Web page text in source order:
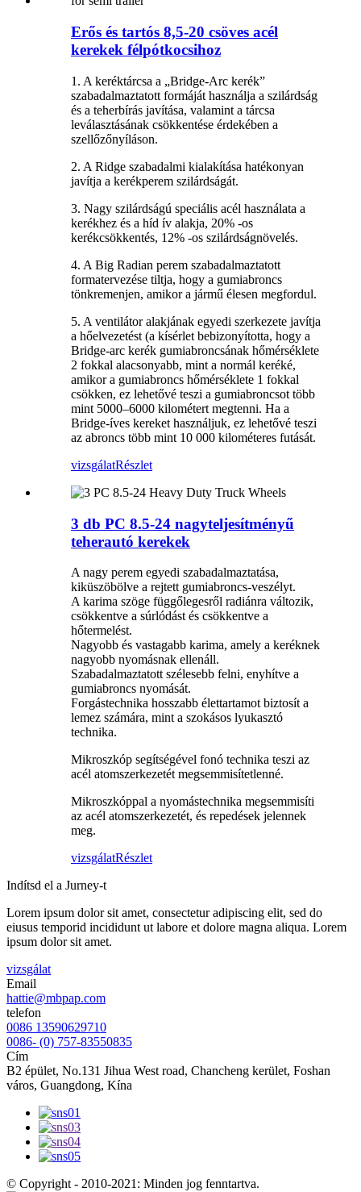
Erős és tartós 8,5-20 csöves acél
kerekek félpótkocsihoz
1. A keréktárcsa a „Bridge-Arc kerék”
szabadalmaztatott formáját használja a szilárdság
és a teherbírás javítása, valamint a tárcsa
leválasztásának csökkentése érdekében a
szellőzőnyíláson.
2. A Ridge szabadalmi kialakítása hatékonyan
javítja a kerékperem szilárdságát.
3. Nagy szilárdságú speciális acél használata a
kerékhez és a híd ív alakja, 20% -os
kerékcsökkentés, 12% -os szilárdságnövelés.
4. A Big Radian perem szabadalmaztatott
formatervezése tiltja, hogy a gumiabroncs
tönkremenjen, amikor a jármű élesen megfordul.
5. A ventilátor alakjának egyedi szerkezete javítja
a hőelvezetést (a kísérlet bebizonyította, hogy a
Bridge-arc kerék gumiabroncsának hőmérséklete
2 fokkal alacsonyabb, mint a normál keréké,
amikor a gumiabroncs hőmérséklete 1 fokkal
csökken, ez lehetővé teszi a gumiabroncsot több
mint 5000–6000 kilométert megtenni. Ha a
Bridge-íves kereket használjuk, ez lehetővé teszi
az abroncs több mint 10 000 kilométeres futását.
vizsgálatRészlet
3 db PC 8.5-24 nagyteljesítményű
teherautó kerekek
A nagy perem egyedi szabadalmaztatása,
kiküszöbölve a rejtett gumiabroncs-veszélyt.
A karima szöge függőlegesről radiánra változik,
csökkentve a súrlódást és csökkentve a
hőtermelést.
Nagyobb és vastagabb karima, amely a keréknek
nagyobb nyomásnak ellenáll.
Szabadalmaztatott szélesebb felni, enyhítve a
gumiabroncs nyomását.
Forgástechnika hosszabb élettartamot biztosít a
lemez számára, mint a szokásos lyukasztó
technika.
Mikroszkóp segítségével fonó technika teszi az
acél atomszerkezetét megsemmisítetlenné.
Mikroszkóppal a nyomástechnika megsemmisíti
az acél atomszerkezetét, és repedések jelennek
meg.
vizsgálatRészlet
Indítsd el a Jurney-t
Lorem ipsum dolor sit amet, consectetur adipiscing elit, sed do
eiusus temporid incididunt ut labore et dolore magna aliqua. Lorem
ipsum dolor sit amet.
vizsgálat
Email
hattie@mbpap.com
telefon
0086 13590629710
0086- (0) 757-83550835
Cím
B2 épület, No.131 Jihua West road, Chancheng kerület, Foshan
város, Guangdong, Kína
© Copyright - 2010-2021: Minden jog fenntartva.